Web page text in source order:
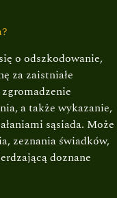
o odszkodowanie,
za zaistniałe
a także wykazanie,
sąsiada. Może
zeznania świadków,
doznane